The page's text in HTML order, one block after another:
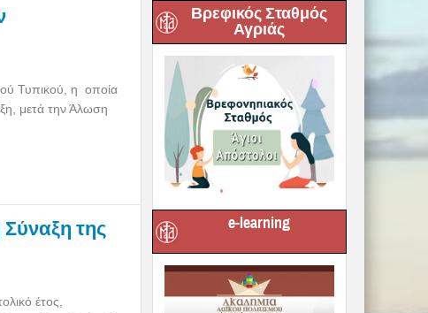
Τυπικού, η οποία
μετά την Άλωση
Σύναξη της
έτος,
Βρεφικός Σταθμός
Αγριάς
e-learning